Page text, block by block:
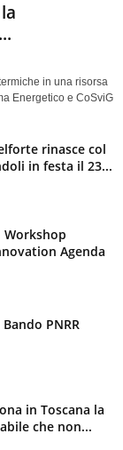
in una risorsa
Energetico e CoSviG
rinasce col
in festa il 23...
Workshop
Agenda
PNRR
in Toscana la
che non...